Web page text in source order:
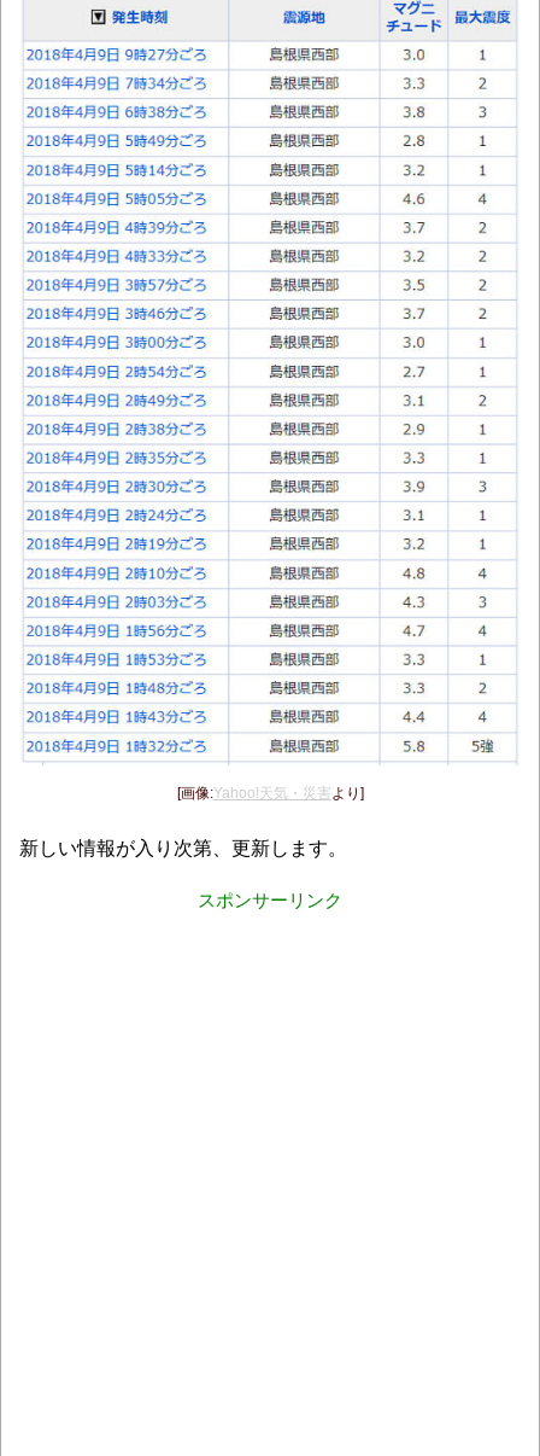
[画像:Yahoo!天気・災害より]
新しい情報が入り次第、更新します。
スポンサーリンク